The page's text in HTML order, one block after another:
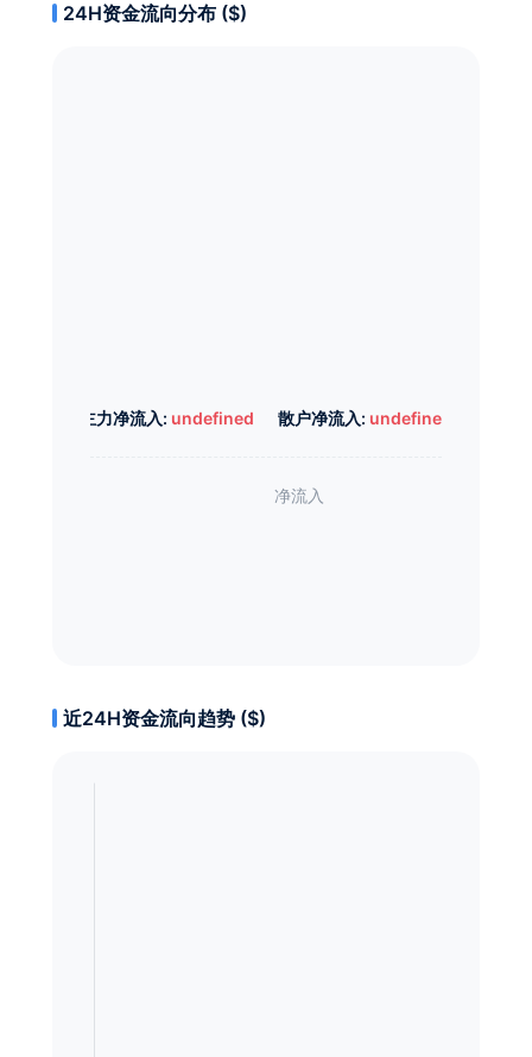
24H资金流向分布 ($)
主力净流入: undefined 散户净流入: undefined
近24H资金流向趋势 ($)